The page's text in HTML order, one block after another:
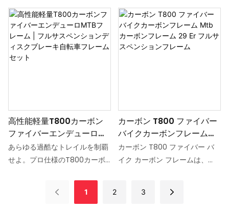
バーグラベルバイクフレー
ム
ァイバー製の高品質のフルサス
ペンション フレームで、マウン
テン バイクの冒険に軽量で耐久
性のある基盤を提供します。 ス
ルーアクスル設計を特徴とする
のに最適です。
AM競技グレード
マウンテンライダーのために設
計された、ハイエンドのカーボ
ンファイバーフレームです。高
度な材料科学とレースにインス
し、限界に挑戦できるようサポ
ートします。
高性能軽量T800カーボン
ファイバーエンデューロ
MTBフレーム | フルサスペ
ンションディスクブレーキ
あらゆる過酷なトレイルを制覇
せよ。プロ仕様のT800カーボ
が、エンデューロ・レーシング
カーボン T800 ファイバー
バイクカーボンフレーム
Mtb カーボンフレーム 29
Er フルサスペンションフレ
カーボン T800 ファイバー バ
イク カーボン フレームは、
性のあるマウンテン バイク フ
1 2 3